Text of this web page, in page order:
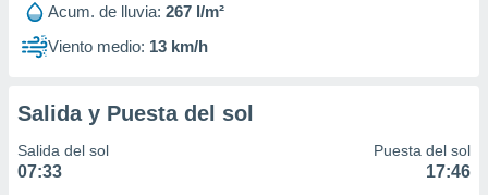
1199
Acum. de lluvia: 267 l/m²
Viento medio: 13 km/h
Salida y Puesta del sol
Salida del sol
07:33
Puesta del sol
17:46